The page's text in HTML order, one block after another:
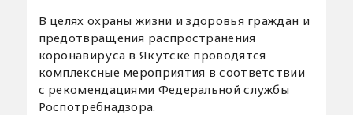
В целях охраны жизни и здоровья граждан и
предотвращения распространения
коронавируса в Якутске проводятся
комплексные мероприятия в соответствии
с рекомендациями Федеральной службы
Роспотребнадзора.